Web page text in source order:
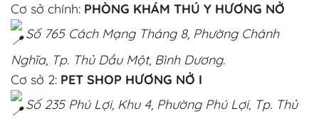
Cơ sở chính: PHÒNG KHÁM THÚ Y HƯƠNG NỞ
Số 765 Cách Mạng Tháng 8, Phường Chánh
Nghĩa, Tp. Thủ Dầu Một, Bình Dương.
Cơ sở 2: PET SHOP HƯƠNG NỞ I
Số 235 Phú Lợi, Khu 4, Phường Phú Lợi, Tp. Thủ